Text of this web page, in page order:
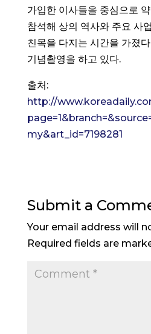
가입한 이사들을 중심으로
참석해 상의 역사와 주요 사
친목을 다지는 시간을 가졌
기념촬영을 하고 있다.
출처:
http://
my&art_id=7198281
Submit a
Your email address will
Required fields are